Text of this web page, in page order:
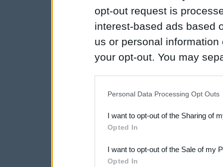
opt-out request is
interest-based ads based
us or personal
your opt-out. You may
Downstream Participants
third parties.
Personal Data Processing Opt Outs
I want to opt-out of the Sharing of
Opted In
I want to opt-out of the Sale of my
Opted In